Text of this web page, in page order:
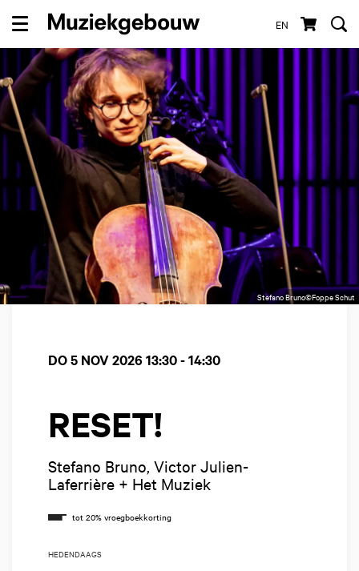
EN
Menu
Stefano Bruno©Foppe Schut
RESET!
Stefano Bruno, Victor Julien-
Laferrière + Het Muziek
DO 5 NOV 2026 13:30 - 14:30
HEDENDAAGS